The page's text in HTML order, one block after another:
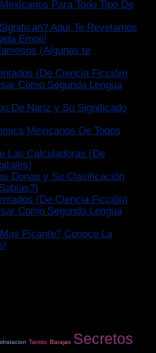
Para Todo Tipo De
Aquí Te Revelamos
Emoji!
(Algunas te
(De Ciencia Ficción)
Como Segunda Lengua
De Nariz y Su Significado
Mexicanos De Todos
Las Calculadoras (De
Donas y Su Clasificación
(De Ciencia Ficción)
Como Segunda Lengua
Picante? Conoce La
Tantito Barajas Secretos